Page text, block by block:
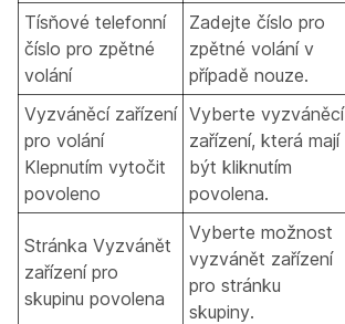
Tísňové telefonní
číslo pro zpětné
volání
Zadejte číslo pro
zpětné volání v
případě nouze.
Vyzváněcí zařízení
pro volání
Klepnutím vytočit
povoleno
Vyberte vyzváněcí
zařízení, která mají
být kliknutím
povolena.
Stránka Vyzvánět
zařízení pro
skupinu povolena
Vyberte možnost
vyzvánět zařízení
pro stránku
skupiny.